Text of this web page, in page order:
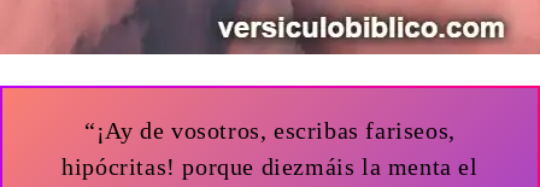
“¡Ay de vosotros, escribas fariseos,
hipócritas! porque diezmáis la menta el